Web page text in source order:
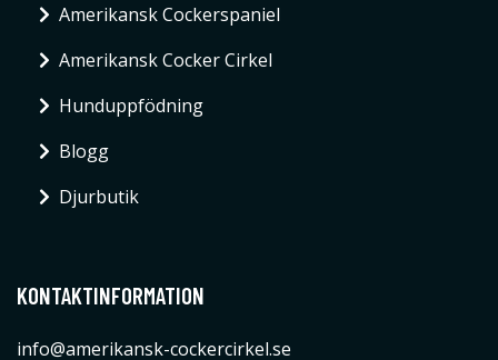
Amerikansk Cockerspaniel
Amerikansk Cocker Cirkel
Hunduppfödning
Blogg
Djurbutik
KONTAKTINFORMATION
info@amerikansk-cockercirkel.se